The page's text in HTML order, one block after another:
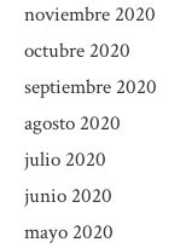
noviembre 2020
octubre 2020
septiembre 2020
agosto 2020
julio 2020
junio 2020
mayo 2020